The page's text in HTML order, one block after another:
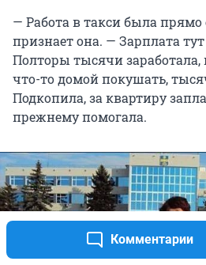
Комментарии
— Работа в такси была прямо
признает она. — Зарплата
Полторы тысячи заработала,
что-то домой покушать,
Подкопила, за квартиру
прежнему помогала.